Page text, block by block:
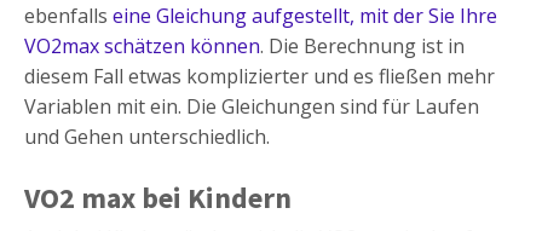
ebenfalls eine Gleichung aufgestellt, mit der Sie Ihre
VO2max schätzen können. Die Berechnung ist in
diesem Fall etwas komplizierter und es fließen mehr
Variablen mit ein. Die Gleichungen sind für Laufen
und Gehen unterschiedlich.
VO2 max bei Kindern